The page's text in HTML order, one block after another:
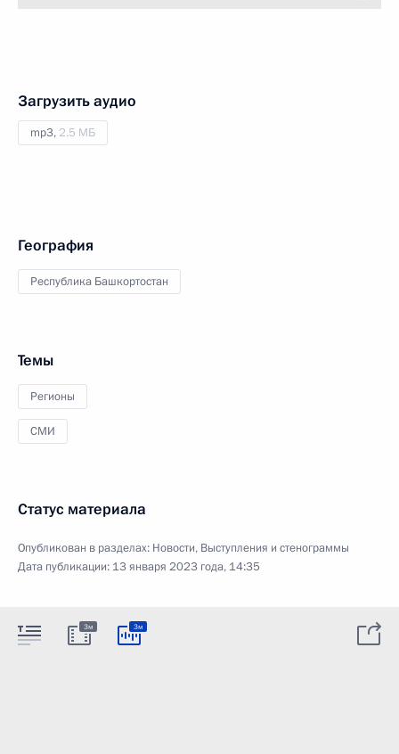
Загрузить аудио
mp3, 2.5 МБ
География
Республика Башкортостан
Темы
Регионы
СМИ
Статус материала
Опубликован в разделах: Новости, Выступления и стенограммы
Дата публикации: 13 января 2023 года, 14:35
3м 3м